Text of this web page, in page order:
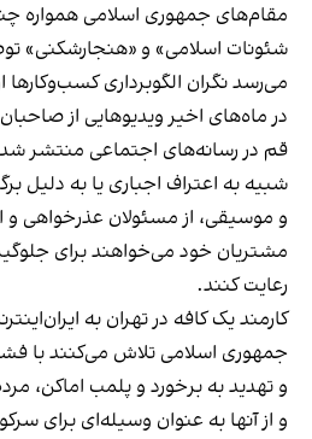
مقام‌های جمهوری اسلامی همواره
شئونات اسلامی» و «هنجارشکنی»
می‌رسد نگران الگوبرداری کسب‌وکارها
در ماه‌های اخیر ویدیوهایی از
قم در رسانه‌های اجتماعی منتشر
شبیه به اعتراف اجباری یا به دلیل
و موسیقی، از مسئولان عذرخواهی و
مشتریان خود می‌خواهند برای
رعایت کنند.
کارمند یک کافه در تهران به
جمهوری اسلامی تلاش می‌کنند با
و تهدید به برخورد و پلمب اماکن،
و از آنها به عنوان وسیله‌ای برای